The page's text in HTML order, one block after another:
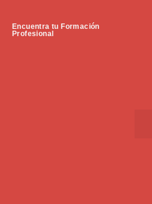
Encuentra tu Formación
Profesional